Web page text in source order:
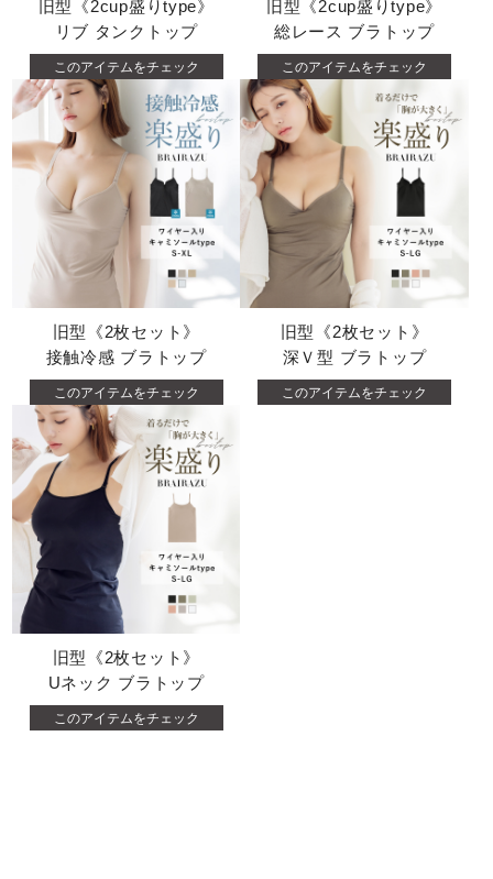
旧型《2cup盛りtype》
リブ タンクトップ
このアイテムをチェック
旧型《2cup盛りtype》
総レース ブラトップ
このアイテムをチェック
旧型《2枚セット》
接触冷感 ブラトップ
このアイテムをチェック
旧型《2枚セット》
深Ｖ型 ブラトップ
このアイテムをチェック
旧型《2枚セット》
Uネック ブラトップ
このアイテムをチェック